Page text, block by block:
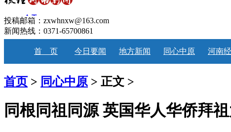
投稿邮箱：zxwhnxw@163.com
新闻热线：0371-65700861
首 页 今日要闻 地方新闻 同心中原 河南
首页 > 同心中原 > 正文 >
同根同祖同源 英国华人华侨拜